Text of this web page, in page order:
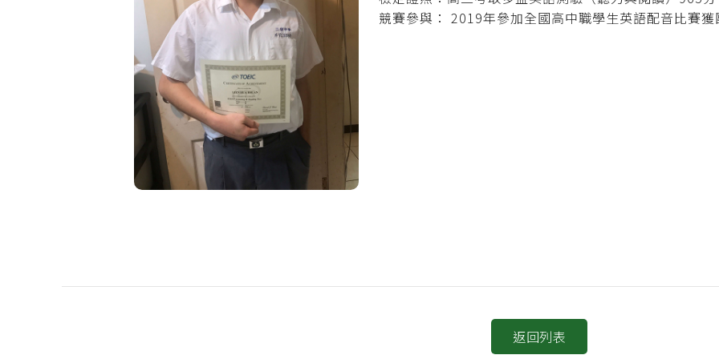
競賽參與： 2019年參加全國高中職學生英語配音比賽獲
返回列表